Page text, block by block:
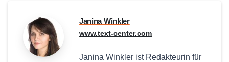
Janina Winkler
www.text-center.com
Janina Winkler ist Redakteurin für